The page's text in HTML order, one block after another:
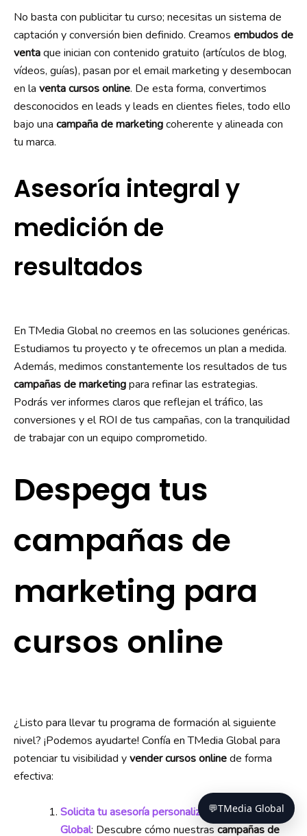
No basta con publicitar tu curso; necesitas un sistema de
captación y conversión bien definido. Creamos embudos de
ventaque inician con contenido gratuito (artículos de blog,
vídeos, guías), pasan por el email marketing y desembocan
en la venta cursos online. De esta forma, convertimos
desconocidos en leads y leads en clientes fieles, todo ello
bajo una campaña de marketingcoherente y alineada con
tu marca.
Asesoría integral y
medición de
resultados
En TMedia Global no creemos en las soluciones genéricas.
Estudiamos tu proyecto y te ofrecemos un plan a medida.
Además, medimos constantemente los resultados de tus
campañas de marketingpara refinar las estrategias.
Podrás ver informes claros que reflejan el tráfico, las
conversiones y el ROI de tus campañas, con la tranquilidad
de trabajar con un equipo comprometido.
Despega tus
campañas de
marketing para
cursos online
¿Listo para llevar tu programa de formación al siguiente
nivel? ¡Podemos ayudarte! Confía en TMedia Global para
potenciar tu visibilidad yvender cursos onlinede forma
efectiva:
Solicita tu asesoría personalizada con TMedia
Global: Descubre cómo nuestras campañas de